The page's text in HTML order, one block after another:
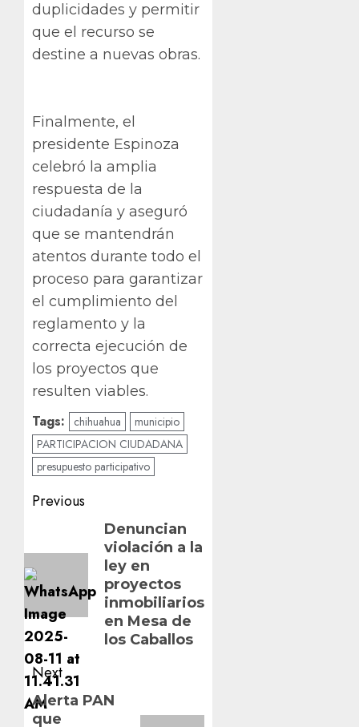
duplicidades y permitir
que el recurso se
destine a nuevas obras.
Finalmente, el
presidente Espinoza
celebró la amplia
respuesta de la
ciudadanía y aseguró
que se mantendrán
atentos durante todo el
proceso para garantizar
el cumplimiento del
reglamento y la
correcta ejecución de
los proyectos que
resulten viables.
Tags: chihuahua
municipio
PARTICIPACION CIUDADANA
presupuesto participativo
Post
navigation
Previous
post:
Denuncian
violación a la
ley en
proyectos
inmobiliarios
en Mesa de
los Caballos
Next
Next
Alerta PAN
que